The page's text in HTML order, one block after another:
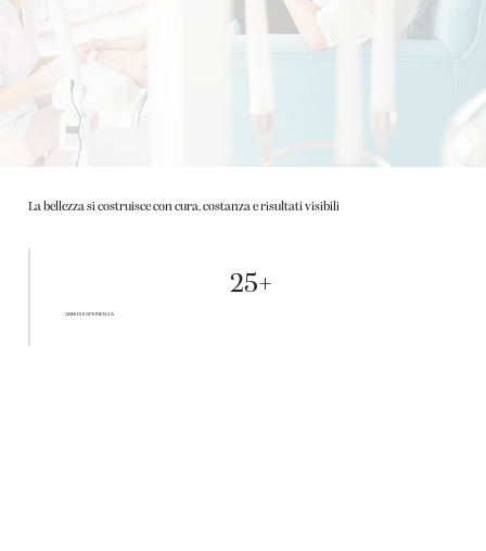
La bellezza si costruisce con cura, costanza e risultati visibili
25+
ANNI DI ESPERIENZA